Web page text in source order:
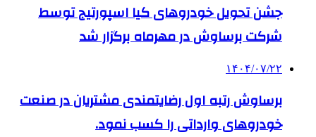
جشن تحویل خودروهای کیا اسپورتیج توسط
شرکت برساوش در مهرماه برگزار شد
۱۴۰۴/۰۷/۲۲
برساوش رتبه اول رضایتمندی مشتریان در صنعت
خودروهای وارداتی را کسب نمود.